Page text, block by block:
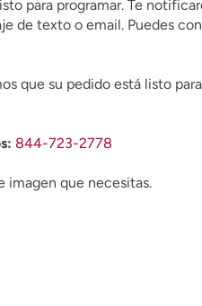
para programar. Te
de texto o email. Puedes
que su pedido está listo
844-723-2778
imagen que necesitas.